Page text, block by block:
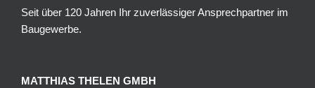
Seit über 120 Jahren Ihr zuverlässiger Ansprechpartner im
Baugewerbe.
MATTHIAS THELEN GMBH